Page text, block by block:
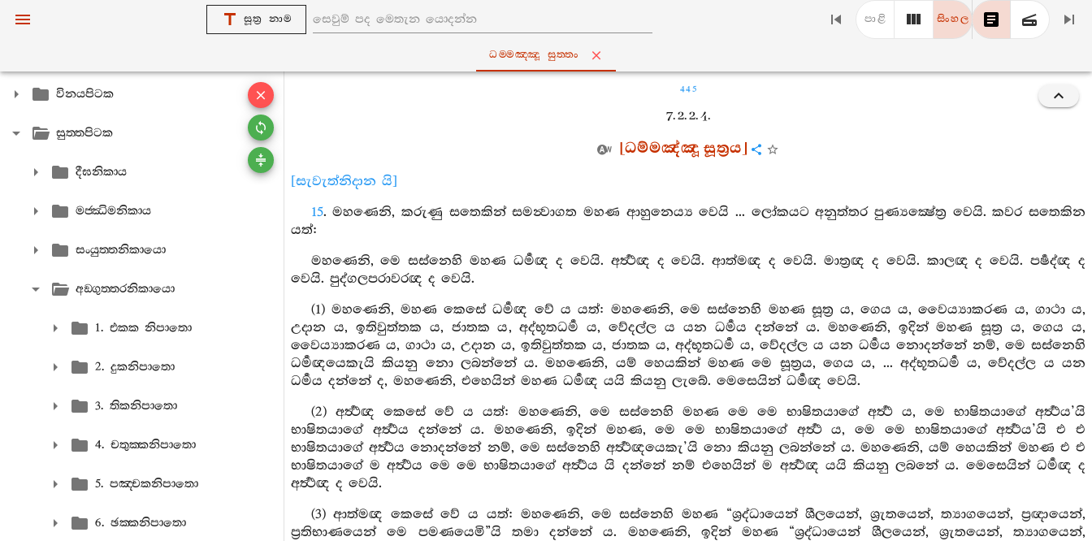
සූත්‍ර නාම පාළි සිංහල
ධම‍්මඤ‍්ඤූ සුත‍්තං
විනයපිටක
සුත‍්තපිටක
දීඝනිකාය
මජ‍්ඣිමනිකාය
සංයුත‍්තනිකායො
අඞ‍්ගුත‍්තරනිකායො
1. එකක නිපාතො
2. දුකනිපාතො
3. තිකනිපාතො
4. චතුක‍්කනිපාතො
5. පඤ‍්චකනිපාතො
6. ඡක‍්කනිපාතො
445
7. 2. 2. 4.
[ධම්මඤ්ඤූ සූත්‍රය]
[සැවැත්නිදාන යි]
15. මහණෙනි, කරුණු සතෙකින් සමන්‍වාගත මහණ ආහුනෙය්‍ය වෙයි ... ලෝකයට අනුත්තර පුණ්‍යක්‍ෂේත්‍ර වෙයි. කවර සතෙකින
යත්:
මහණෙනි, මෙ සස්නෙහි මහණ ධර්‍මඥ ද වෙයි. අර්‍ත්‍ථඥ ද වෙයි. ආත්මඥ ද වෙයි. මාත්‍රඥ ද වෙයි. කාලඥ ද වෙයි. පර්‍ෂද්ඥ ද
වෙයි. පුද්ගලපරාවරඥ ද වෙයි.
(1) මහණෙනි, මහණ කෙසේ ධර්‍මඥ වේ ය යත්: මහණෙනි, මෙ සස්නෙහි මහණ සූත්‍ර ය, ගෙය ය, වෛය්‍යාකරණ ය, ගාථා ය,
උදාන ය, ඉතිවුත්තක ය, ජාතක ය, අද්භූතධර්‍ම ය, වේදල්ල ය යන ධර්‍මය දන්නේ ය. මහණෙනි, ඉදින් මහණ සූත්‍ර ය, ගෙය ය,
වෛය්‍යාකරණ ය, ගාථා ය, උදාන ය, ඉතිවුත්තක ය, ජාතක ය, අද්භූතධර්‍ම ය, වේදල්ල ය යන ධර්‍මය නොදන්නේ නම්, මෙ සස්නෙහි
ධර්‍මඥයෙකැයි කියනු නො ලබන්නේ ය. මහණෙනි, යම් හෙයකින් මහණ මෙ සූත්‍රය, ගෙය ය, ... අද්භූතධර්‍ම ය, වේදල්ල ය යන
ධර්‍මය දන්නේ ද, මහණෙනි, එහෙයින් මහණ ධර්‍මඥ යයි කියනු ලැබේ. මෙසෙයින් ධර්‍මඥ වෙයි.
(2) අර්‍ත්‍ථඥ කෙසේ වේ ය යත්: මහණෙනි, මෙ සස්නෙහි මහණ මෙ මෙ භාෂිතයාගේ අර්‍ත්‍ථ ය, මෙ භාෂිතයාගේ අර්‍ත්‍ථය’යි
භාෂිතයාගේ අර්‍ත්‍ථය දන්නේ ය. මහණෙනි, ඉදින් මහණ, මෙ මෙ භාෂිතයාගේ අර්‍ත්‍ථ ය, මෙ මෙ භාෂිතයාගේ අර්‍ත්‍ථය’යි එ එ
භාෂිතයාගේ අර්‍ත්‍ථය නොදන්නේ නම්, මෙ සස්නෙහි අර්‍ත්‍ථඥයෙකැ’යි නො කියනු ලබන්නේ ය. මහණෙනි, යම් හෙයකින් මහණ එ එ
භාෂිතයාගේ ම අර්‍ත්‍ථය මෙ මෙ භාෂිතයාගේ අර්‍ත්‍ථය යි දන්නේ නම් එහෙයින් ම අර්‍ත්‍ථඥ යයි කියනු ලබනේ ය. මෙසෙයින් ධර්‍මඥ ද
අර්‍ත්‍ථඥ ද වෙයි.
(3) ආත්මඥ කෙසේ වේ ය යත්: මහණෙනි, මෙ සස්නෙහි මහණ “ශ්‍රද්ධායෙන් ශීලයෙන්, ශ්‍රැතයෙන්, ත්‍යාගයෙන්, ප්‍රඥායෙන්,
ප්‍රතිභාණයෙන් මෙ පමණයෙමි”යි තමා දන්නේ ය. මහණෙනි, ඉදින් මහණ “ශ්‍රද්ධායෙන් ශීලයෙන්, ශ්‍රැතයෙන්, ත්‍යාගයෙන්,